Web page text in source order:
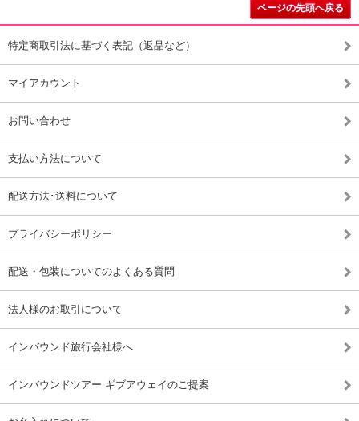
ページの先頭へ戻る
特定商取引法に基づく表記（返品など）
マイアカウント
お問い合わせ
支払い方法について
配送方法･送料について
プライバシーポリシー
配送・包装についてのよくある質問
法人様のお取引について
インバウンド旅行会社様へ
インバウンドツアー ギブアウェイのご提案